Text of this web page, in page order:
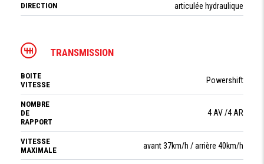
DIRECTION articulée hydraulique
TRANSMISSION
BOITE
VITESSE
Powershift
NOMBRE
DE
RAPPORT
4 AV /4 AR
VITESSE
MAXIMALE
avant 37km/h / arrière 40km/h